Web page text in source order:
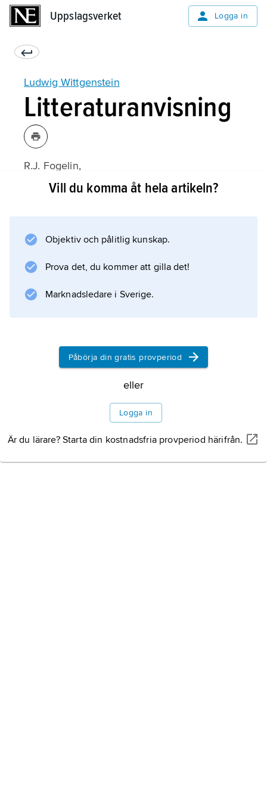
Uppslagsverket Logga in
Ludwig Wittgenstein
Litteraturanvisning
R.J. Fogelin,
Wittgenstein
Vill du komma åt hela artikeln?
Objektiv och pålitlig kunskap.
Prova det, du kommer att gilla det!
Marknadsledare i Sverige.
Påbörja din gratis provperiod
eller
Logga in
Är du lärare? Starta din kostnadsfria provperiod härifrån.